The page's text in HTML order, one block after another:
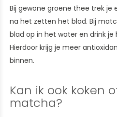
Bij gewone groene thee trek je
na het zetten het blad. Bij
blad op in het water en drink je
Hierdoor krijg je meer
binnen.
Kan ik ook koken
matcha?